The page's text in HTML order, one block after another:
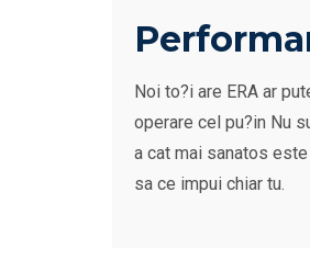
Noi to?i are ERA ar
operare cel pu?in Nu
a cat mai sanatos
sa ce impui chiar tu.